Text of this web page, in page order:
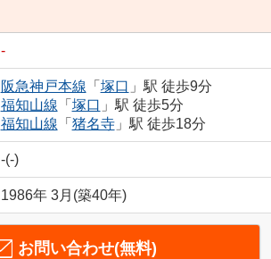
-
阪急神戸本線 「 塚口 」駅 徒歩9分
福知山線 「 塚口 」駅 徒歩5分
福知山線 「 猪名寺」駅 徒歩18分
-(-)
1986年 3月(築40年)
お問い合わせ(無料)